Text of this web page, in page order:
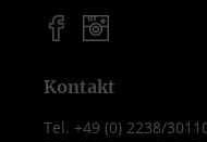
Kontakt
Tel. +49 (0) 2238/